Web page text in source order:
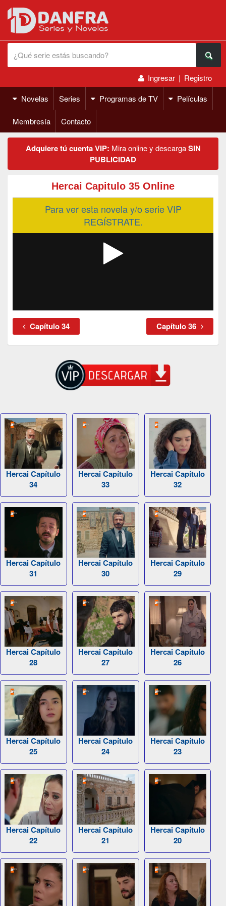
Ingresar | Registro
Novelas
Series Programas de TV Películas
Membresía Contacto
Adquiere tú cuenta VIP: Mira online y descargaSIN
PUBLICIDAD
Hercai Capitulo 35 Online
Para ver esta novela y/o serie VIP
REGÍSTRATE.
Capítulo 34 Capítulo 36
Hercai Capítulo
34
Hercai Capítulo
33
Hercai Capítulo
32
Hercai Capítulo
31
Hercai Capítulo
30
Hercai Capítulo
29
Hercai Capítulo
28
Hercai Capítulo
27
Hercai Capítulo
26
Hercai Capítulo
25
Hercai Capítulo
24
Hercai Capítulo
23
Hercai Capítulo
22
Hercai Capítulo
21
Hercai Capítulo
20